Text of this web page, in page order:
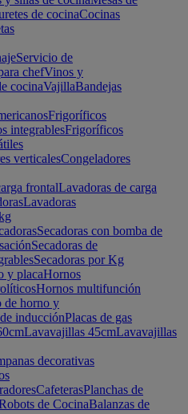
de cocinaCocinas
Servicio de
chefVinos y
cocinaVajillaBandejas
Frigoríficos
integrablesFrigoríficos
verticalesCongeladores
frontalLavadoras de carga
Lavadoras
Secadoras con bomba de
Secadoras de
Secadoras por Kg
y placaHornos
Hornos multifunción
de horno y
inducciónPlacas de gas
Lavavajillas 45cmLavavajillas
decorativas
CafeterasPlanchas de
de CocinaBalanzas de